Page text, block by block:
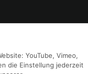
YouTube, Vimeo,
die Einstellung jederzeit